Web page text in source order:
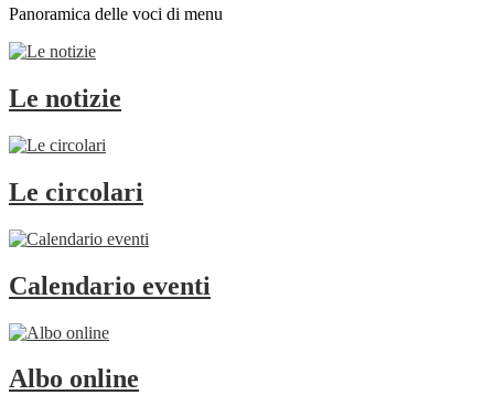
Panoramica delle voci di menu
Le notizie
Le circolari
Calendario eventi
Albo online